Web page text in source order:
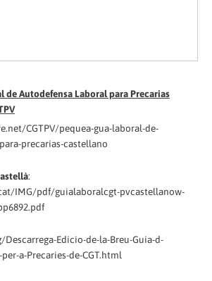
de Autodefensa Laboral para Precarias
CGTPV/pequea-gua-laboral-de-
precarias-castellano
:
IMG/pdf/guialaboralcgt-pvcastellanow-
Edicio-de-la-Breu-Guia-d-
a-Precaries-de-CGT.html